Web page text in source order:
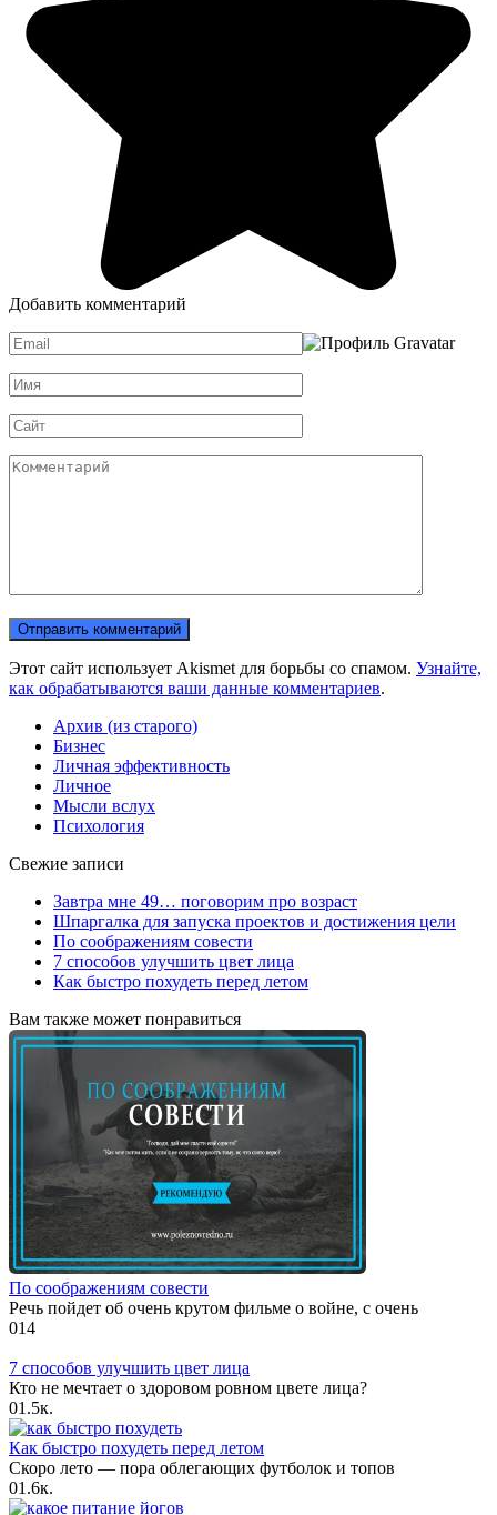
Добавить комментарий
Email
*
Имя
*
Сайт
Комментарий
Этот сайт использует Akismet для борьбы со спамом. Узнайте,
как обрабатываются ваши данные комментариев.
Архив (из старого)
Бизнес
Личная эффективность
Личное
Мысли вслух
Психология
Свежие записи
Завтра мне 49… поговорим про возраст
Шпаргалка для запуска проектов и достижения цели
По соображениям совести
7 способов улучшить цвет лица
Как быстро похудеть перед летом
Вам также может понравиться
По соображениям совести
Речь пойдет об очень крутом фильме о войне, с очень
014
7 способов улучшить цвет лица
Кто не мечтает о здоровом ровном цвете лица?
01.5к.
Как быстро похудеть перед летом
Скоро лето — пора облегающих футболок и топов
01.6к.